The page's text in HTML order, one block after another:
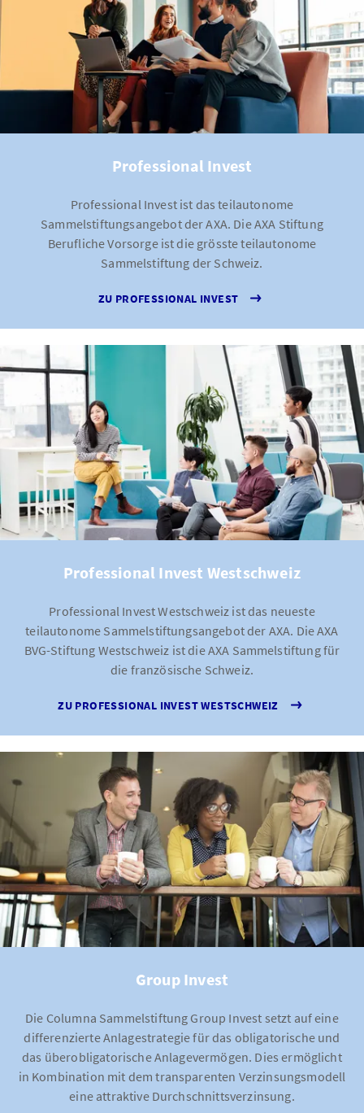
Professional Invest
Professional Invest ist das teilautonome
Sammelstiftungsangebot der AXA. Die AXA Stiftung
Berufliche Vorsorge ist die grösste teilautonome
Sammelstiftung der Schweiz.
ZU PROFESSIONAL INVEST
Professional Invest Westschweiz
Professional Invest Westschweiz ist das neueste
teilautonome Sammelstiftungsangebot der AXA. Die AXA
BVG-Stiftung Westschweiz ist die AXA Sammelstiftung für
die französische Schweiz.
ZU PROFESSIONAL INVEST WESTSCHWEIZ
Group Invest
Die Columna Sammelstiftung Group Invest setzt auf eine
differenzierte Anlagestrategie für das obligatorische und
das überobligatorische Anlagevermögen. Dies ermöglicht
in Kombination mit dem transparenten Verzinsungsmodell
eine attraktive Durchschnittsverzinsung.